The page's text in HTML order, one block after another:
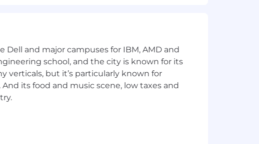
seulement les symptômes.
résultats et à s'adapter à l'évolution des
Applied est un atout ; déplacements
Nous encourageons les militaires et leurs
and major campuses for IBM, AMD and
school, and the city is known for its
verticals, but it’s particularly known for
its food and music scene, low taxes and